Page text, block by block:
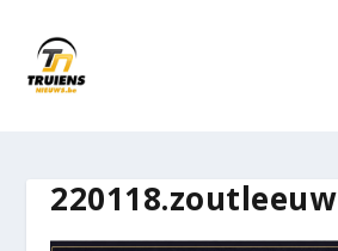
220118.zoutleeuw